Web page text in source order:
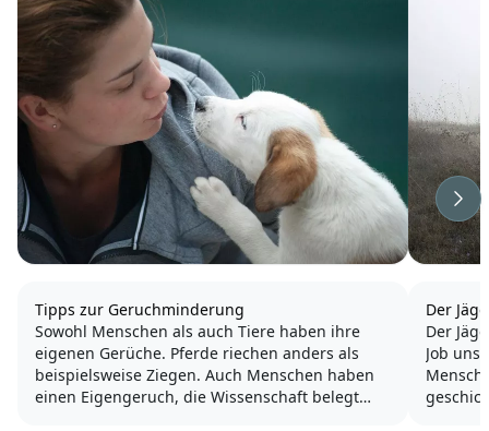
Tipps zur Geruchminderung
Sowohl Menschen als auch Tiere haben ihre
eigenen Gerüche. Pferde riechen anders als
beispielsweise Ziegen. Auch Menschen haben
einen Eigengeruch, die Wissenschaft belegt
Der
Der
Job